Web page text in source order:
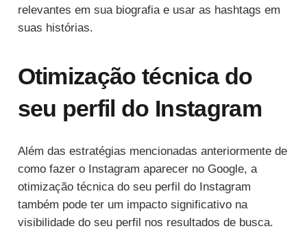
relevantes em sua biografia e usar as hashtags em
suas histórias.
Otimização técnica do
seu perfil do Instagram
Além das estratégias mencionadas anteriormente de
como fazer o Instagram aparecer no Google, a
otimização técnica do seu perfil do Instagram
também pode ter um impacto significativo na
visibilidade do seu perfil nos resultados de busca.